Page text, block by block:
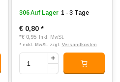
306 Auf Lager 1 - 3 Tage
€ 0,80 *
*€ 0,95 Inkl. MwSt.
* exkl. MwSt. zzgl. Versandkosten